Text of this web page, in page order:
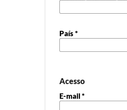
País*
Acesso
E-mail*